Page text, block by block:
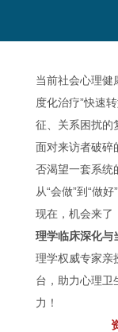
当前社会心理健
度化治疗”快速
征、关系困扰的
面对来访者破碎
否渴望一套系统
从“会做”到“做
现在，机会来了
理学临床深化与
理学权威专家亲
台，助力心理卫
力！